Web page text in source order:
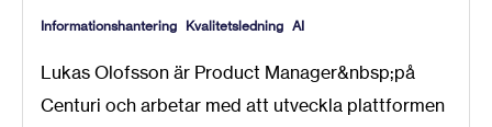
Informationshantering Kvalitetsledning AI
Lukas Olofsson är Product Manager&nbsp;på
Centuri och arbetar med att utveckla plattformen